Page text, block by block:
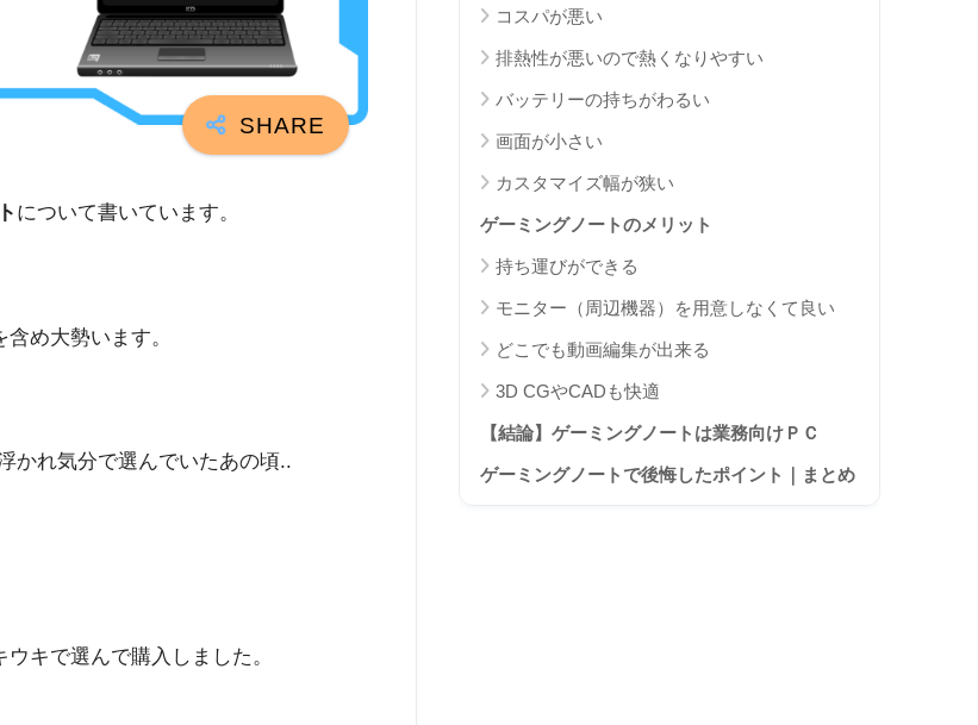
について書いています。
め大勢います。
かれ気分で選んでいたあの頃..
キで選んで購入しました。
コスパが悪い
排熱性が悪いので熱くなりやすい
バッテリーの持ちがわるい
画面が小さい
カスタマイズ幅が狭い
ゲーミングノートのメリット
持ち運びができる
モニター（周辺機器）を用意しなくて良い
どこでも動画編集が出来る
3D CGやCADも快適
【結論】ゲーミングノートは業務向けＰＣ
ゲーミングノートで後悔したポイント｜まとめ